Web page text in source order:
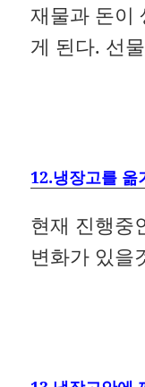
재물과 돈이
게 된다. 선
12.냉장고를 옮
현재 진행중
변화가 있을